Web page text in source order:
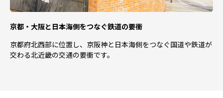
京都・大阪と日本海側をつなぐ鉄道の要衝
京都府北西部に位置し、京阪神と日本海側をつなぐ国道や鉄道が
交わる北近畿の交通の要衝です。